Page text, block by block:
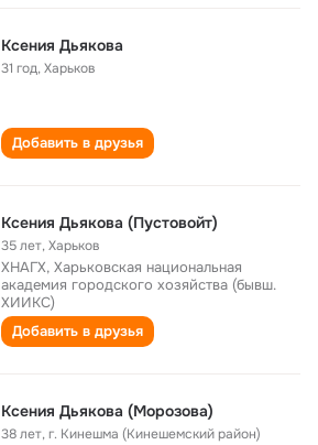
Ксения Дьякова
31 год,Харьков
Добавить в друзья
Ксения Дьякова (Пустовойт)
35 лет,Харьков
ХНАГХ, Харьковская национальная
академия городского хозяйства (бывш.
ХИИКС)
Добавить в друзья
Ксения Дьякова (Морозова)
38 лет,г. Кинешма (Кинешемский район)